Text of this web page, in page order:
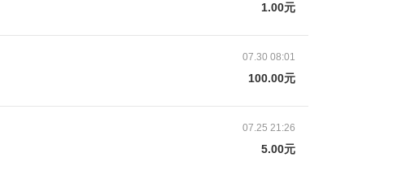
1.00元
07.30 08:01
100.00元
07.25 21:26
5.00元